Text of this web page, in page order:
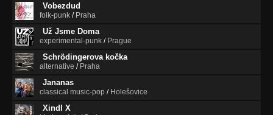
Vlčí mák
Ze zahrady žraloka
HLN
Vždycky musí existovat něco lepšího
Vždycky musí existovat něco lepšího
Labuť
Vobezdud
folk-punk / Praha
Už Jsme Doma
experimental-punk / Prague
Schrödingerova kočka
alternative / Praha
Jananas
classical music-pop / Holešovice
Xindl X